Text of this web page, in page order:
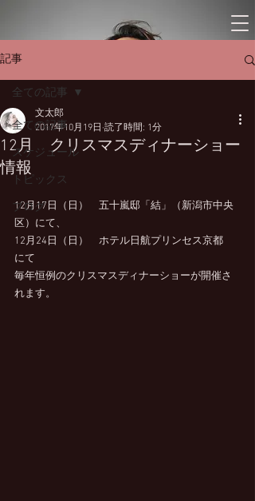
記事
全ての記事
スケジュール
トピックス
ブログ
全ての記事
12月 クリスマスディナーショー
情報
文太郎
2017年10月19日 読了時間: 1分
12月17日（日）　五十嵐邸「結」（新潟市中央
区）にて、
12月24日（日）　ホテル日航プリンセス京都
にて
毎年恒例のクリスマスディナーショーが開催さ
れます。